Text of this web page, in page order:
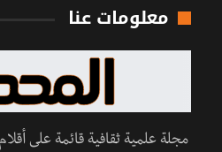
معلومات عنا
مجلة علمية ثقافية قائمة على